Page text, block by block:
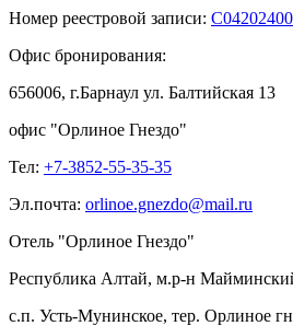
Номер реестровой записи:
Офис бронирования:
656006, г.Барнаул ул. Балтийская 13
офис "Орлиное Гнездо"
Тел: +7-3852-55-35-35
Эл.почта: orlinoe.gnezdo@mail.ru
Отель "Орлиное Гнездо"
Республика Алтай, м.р-н
с.п. Усть-Мунинское, тер. Орлиное